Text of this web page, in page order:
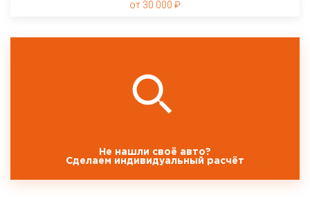
30 000
Не нашли своё авто?
Сделаем индивидуальный расчёт